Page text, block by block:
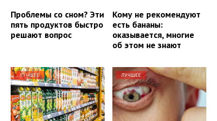
Проблемы со сном? Эти
пять продуктов быстро
решают вопрос
Кому не рекомендуют
есть бананы:
оказывается, многие
об этом не знают
ЛУЧШЕЕ ЛУЧШЕЕ